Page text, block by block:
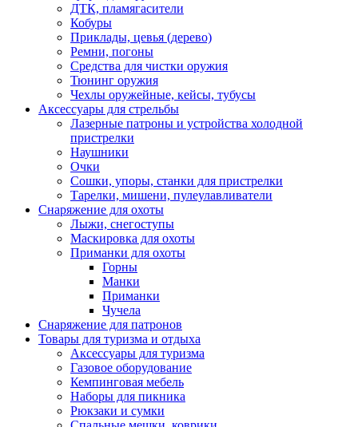
ДТК, пламягасители
Кобуры
Приклады, цевья (дерево)
Ремни, погоны
Средства для чистки оружия
Тюнинг оружия
Чехлы оружейные, кейсы, тубусы
Аксессуары для стрельбы
Лазерные патроны и устройства холодной
пристрелки
Наушники
Очки
Сошки, упоры, станки для пристрелки
Тарелки, мишени, пулеулавливатели
Снаряжение для охоты
Лыжи, снегоступы
Маскировка для охоты
Приманки для охоты
Горны
Манки
Приманки
Чучела
Снаряжение для патронов
Товары для туризма и отдыха
Аксессуары для туризма
Газовое оборудование
Кемпинговая мебель
Наборы для пикника
Рюкзаки и сумки